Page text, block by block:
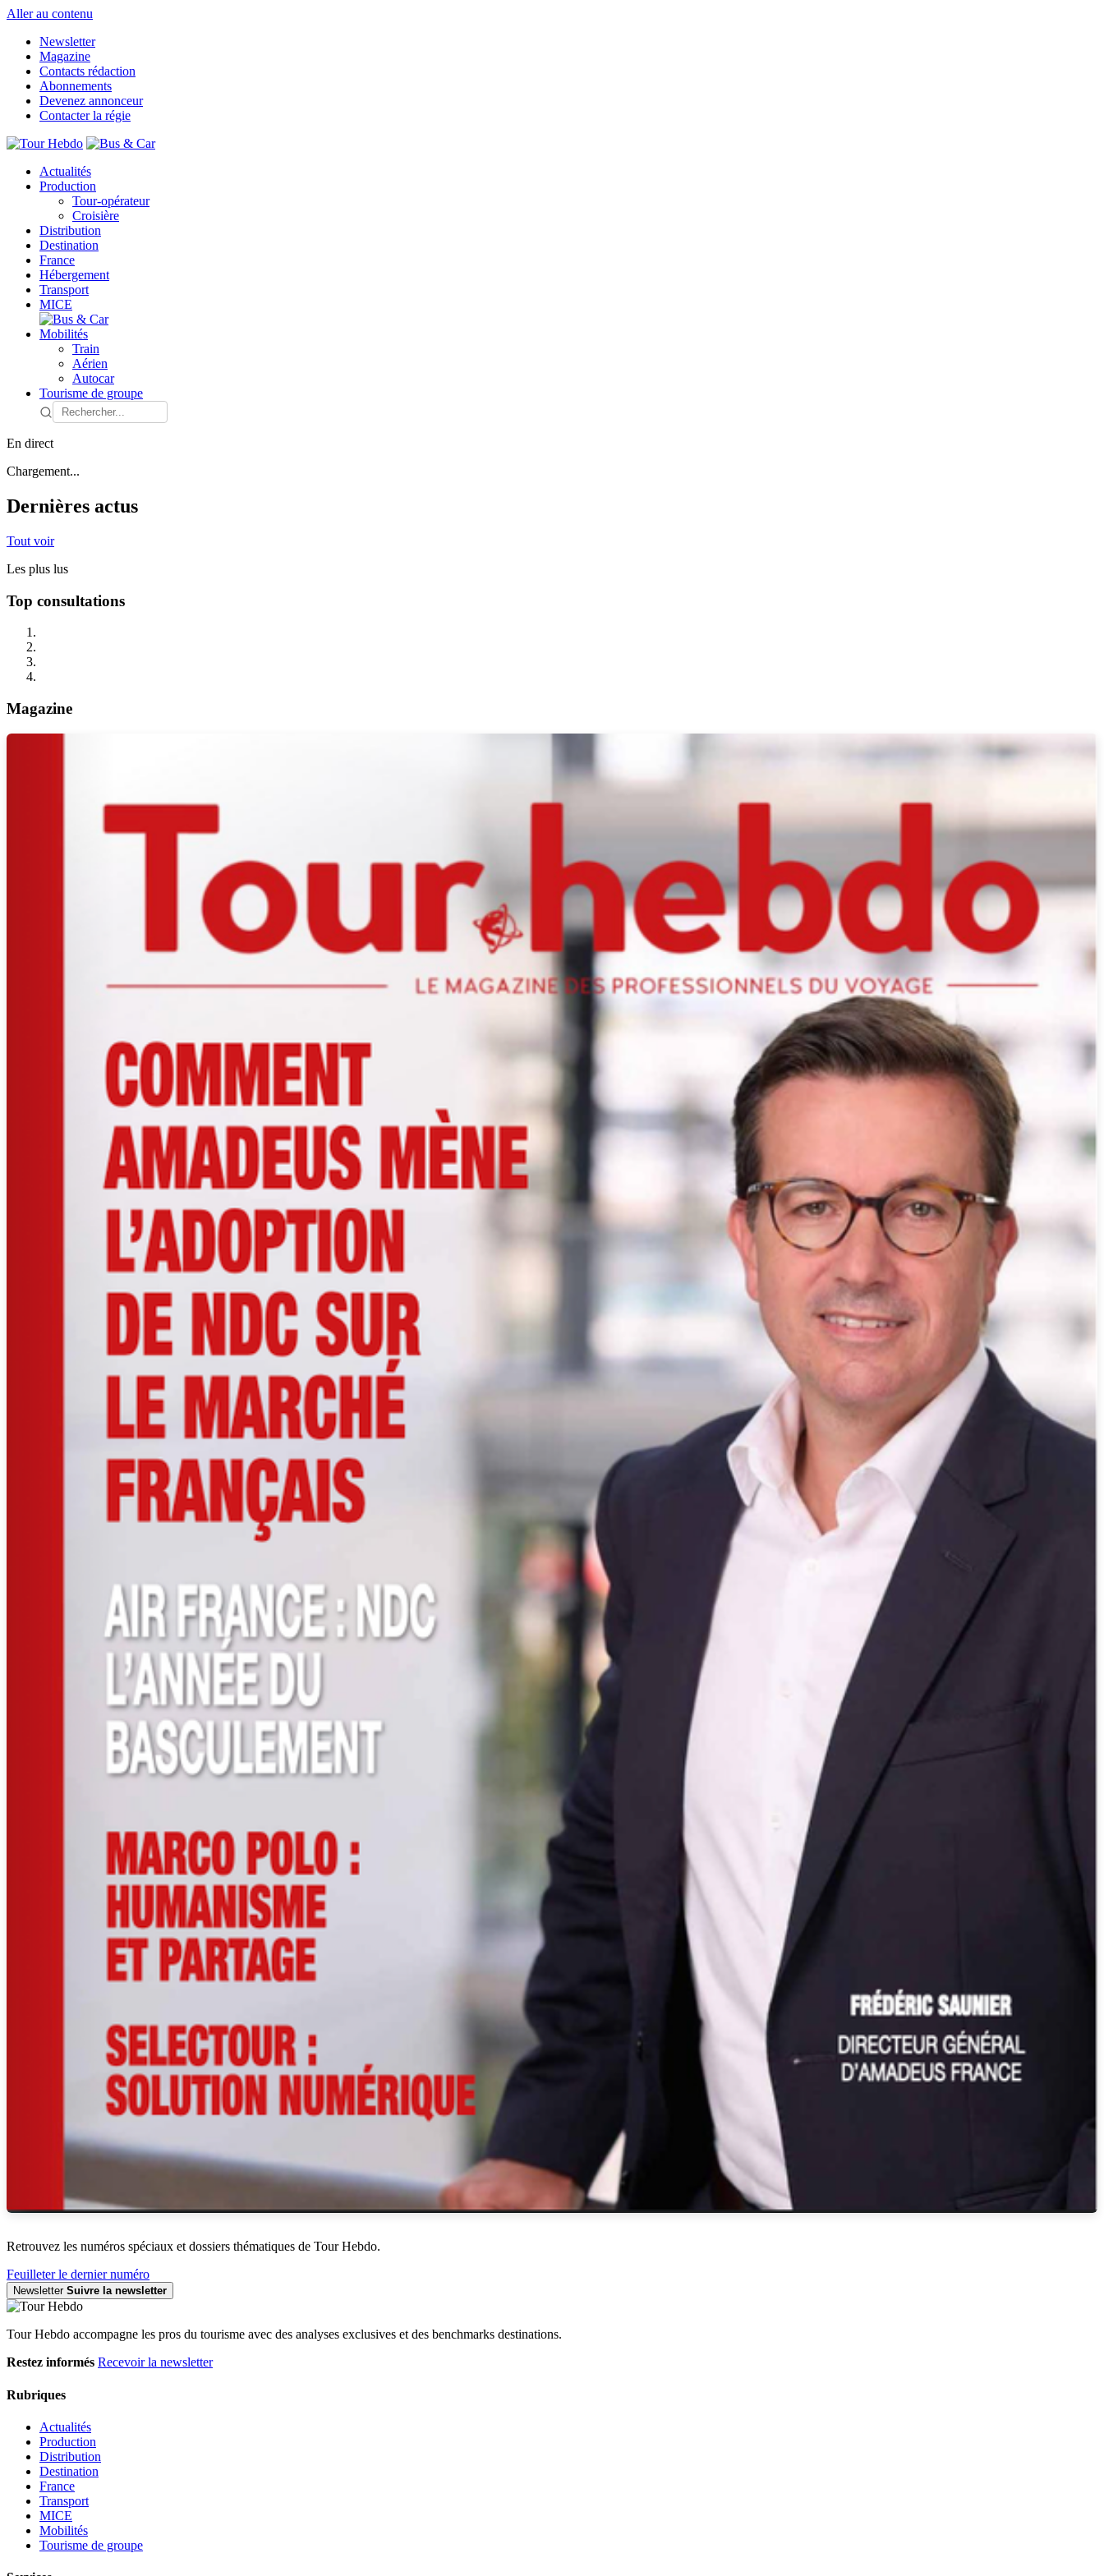
Aller au contenu
Newsletter
Magazine
Contacts rédaction
Abonnements
Devenez annonceur
Contacter la régie
Actualités
Production
Tour-opérateur
Croisière
Distribution
Destination
France
Hébergement
Transport
MICE
Mobilités
Train
Aérien
Autocar
Tourisme de groupe
En direct
Chargement...
Dernières actus
Tout voir
Les plus lus
Top consultations
Magazine
Retrouvez les numéros spéciaux et dossiers thématiques de Tour Hebdo.
Feuilleter le dernier numéro
Newsletter Suivre la newsletter
Tour Hebdo accompagne les pros du tourisme avec des analyses exclusives et des benchmarks destinations.
Restez informés Recevoir la newsletter
Rubriques
Actualités
Production
Distribution
Destination
France
Transport
MICE
Mobilités
Tourisme de groupe